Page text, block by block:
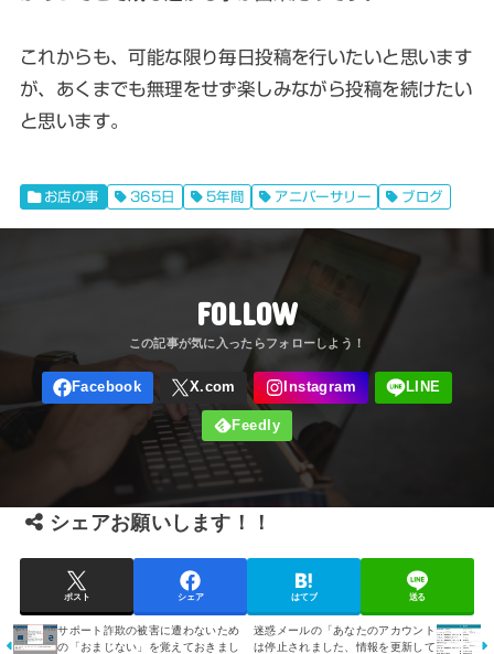
これからも、可能な限り毎日投稿を行いたいと思います
が、あくまでも無理をせず楽しみながら投稿を続けたい
と思います。
お店の事 365日 5年間 アニバーサリー ブログ
FOLLOW
シェアお願いします！！
ポスト シェア はてブ 送る
迷惑メールの「あなたのアカウント
は停止されました、情報を更新して
サポート詐欺の被害に遭わないため
の「おまじない」を覚えておきまし